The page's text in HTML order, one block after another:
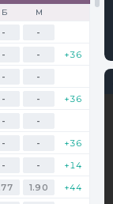
Б М
-
-
- -
+36
-
-
- -
+36
-
-
- -
+36
- -
+14
1.90
+44